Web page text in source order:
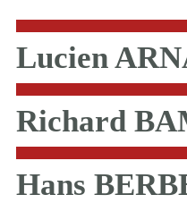
Lucien
Richard
Hans